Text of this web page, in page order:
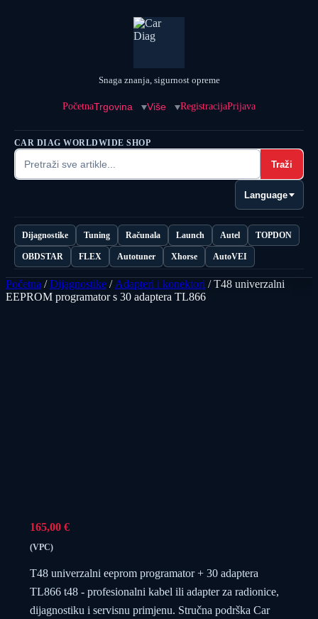
Snaga znanja, sigurnost opreme
PočetnaTrgovina Više RegistracijaPrijava
CAR DIAG WORLDWIDE SHOP
Traži
Language
Dijagnostike Tuning Računala Launch Autel TOPDON
OBDSTAR FLEX Autotuner Xhorse AutoVEI
Početna /Dijagnostike / Adapteri i konektori / T48 univerzalni
EEPROM programator s 30 adaptera TL866
165,00 €
(VPC)
T48 univerzalni eeprom programator + 30 adaptera
TL866 t48 - profesionalni kabel ili adapter za radionice,
dijagnostiku i servisnu primjenu. Stručna podrška Car